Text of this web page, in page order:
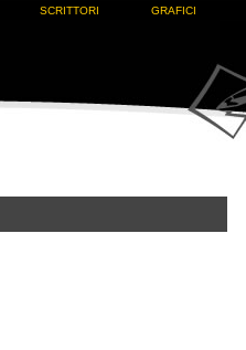
SCRITTORI GRAFICI